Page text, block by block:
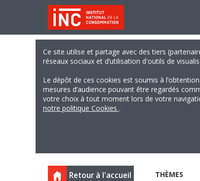
Ce site utilise et partage avec des tiers
réseaux sociaux et d’utilisation d'outils de
Le dépôt de ces cookies est soumis à
mesures d’audience pouvant être regardés
votre choix à tout moment lors de votre
notre politique Cookies .
Retour à l'accueil THÈMES